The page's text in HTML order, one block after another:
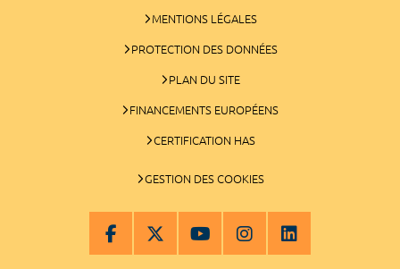
MENTIONS LÉGALES
PROTECTION DES DONNÉES
PLAN DU SITE
FINANCEMENTS EUROPÉENS
CERTIFICATION HAS
GESTION DES COOKIES